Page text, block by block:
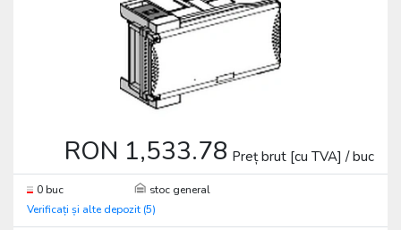
RON 1,533.78 Preț brut [cu TVA] / buc
0 buc
stoc general
Verificați și alte depozit (5)